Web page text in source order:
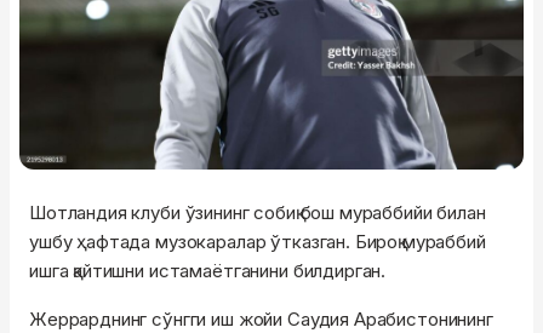
Шотландия клуби ўзининг собиқ бош мураббийи билан
ушбу ҳафтада музокаралар ўтказган. Бироқ мураббий
ишга қайтишни истамаётганини билдирган.
Жеррарднинг сўнгги иш жойи Саудия Арабистонининг